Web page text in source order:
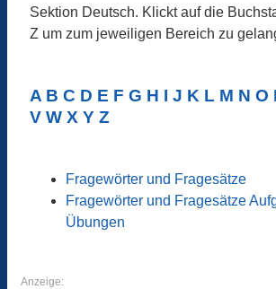
Sektion Deutsch. Klickt auf die
Z um zum jeweiligen Bereich zu
A B C D E F G H I J K L M N O
V W X Y Z
Fragewörter und Fragesätze
Fragewörter und Fragesätze
Übungen
Anzeige: